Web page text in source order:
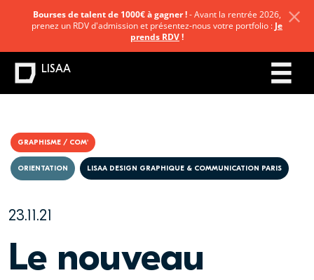
GRAPHISME / COM'
23.11.21
ORIENTATION LISAA DESIGN GRAPHIQUE & COMMUNICATION PARIS
Le nouveau
Bourses de talent de 1000€ à gagner !- Avant la rentrée 2026,
prenez un RDV d'admission et présentez-nous votre portfolio : Je
prends RDV!
LISAA